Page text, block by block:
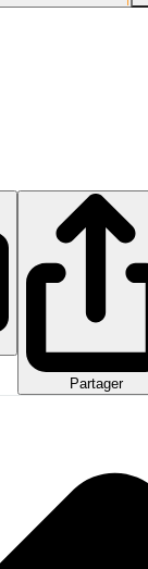
Partager